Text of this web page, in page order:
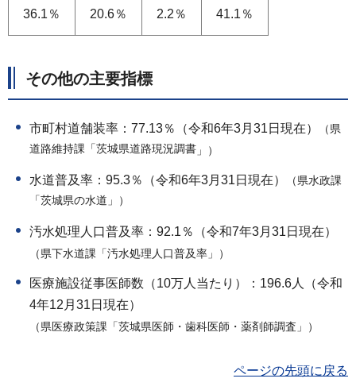
36.1％ 20.6％ 2.2％ 41.1％
その他の主要指標
市町村道舗装率：77.13％（令和6年3月31日現在） （県
道路維持課「茨城県道路現況調書 」）
水道普及率：95.3％（令和6年3月31日現在） （県水政課
「茨城県の水道」）
汚水処理人口普及率：92.1％（令和7年3月31日現在）
（県下水道課「汚水処理人口普及率」）
医療施設従事医師数（10万人当たり）：196.6人（令和
4年12月31日現在）
（県医療政策課「茨城県医師・歯科医師・薬剤師調査」）
ページの先頭に戻る